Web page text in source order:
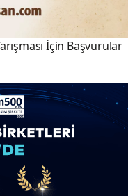
İçin Başvurular